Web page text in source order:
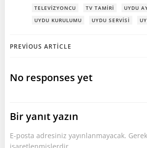
TELEVIZYONCU
TV TAMIRI
UYDU
UYDU KURULUMU
UYDU SERVISI
Post
navigation
PREVIOUS ARTICLE
No responses yet
Bir yanıt yazın
E-posta adresiniz yayınlanmayacak.